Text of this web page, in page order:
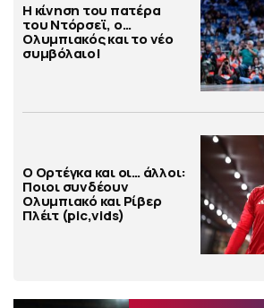
Η κίνηση του πατέρα
του Ντόρσεϊ, ο…
Ολυμπιακός και το νέο
συμβόλαιο!
Ο Ορτέγκα και οι… άλλοι:
Ποιοι συνδέουν
Ολυμπιακό και Ρίβερ
Πλέιτ (pic,vids)